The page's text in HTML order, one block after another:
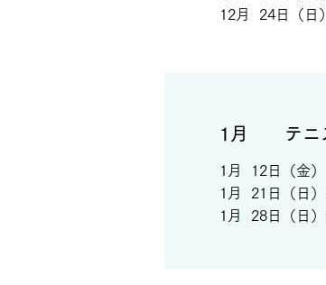
​12月 24日（日
1月 テニ
1月 12日（金）
1月 21日（日）
​1月 28日（日）